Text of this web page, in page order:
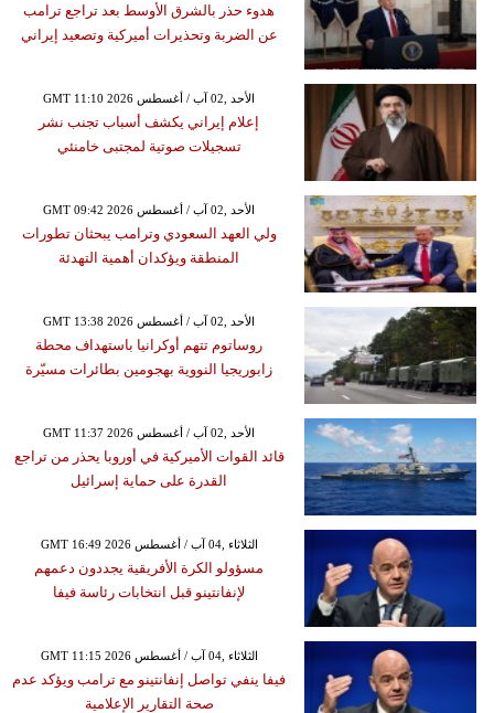
هدوء حذر بالشرق الأوسط بعد تراجع ترامب
عن الضربة وتحذيرات أميركية وتصعيد إيراني
GMT 11:10 2026 الأحد ,02 آب / أغسطس
إعلام إيراني يكشف أسباب تجنب نشر
تسجيلات صوتية لمجتبى خامنئي
GMT 09:42 2026 الأحد ,02 آب / أغسطس
ولي العهد السعودي وترامب يبحثان تطورات
المنطقة ويؤكدان أهمية التهدئة
GMT 13:38 2026 الأحد ,02 آب / أغسطس
روساتوم تتهم أوكرانيا باستهداف محطة
زابوريجيا النووية بهجومين بطائرات مسيّرة
GMT 11:37 2026 الأحد ,02 آب / أغسطس
قائد القوات الأميركية في أوروبا يحذر من تراجع
القدرة على حماية إسرائيل
GMT 16:49 2026 الثلاثاء ,04 آب / أغسطس
مسؤولو الكرة الأفريقية يجددون دعمهم
لإنفانتينو قبل انتخابات رئاسة فيفا
GMT 11:15 2026 الثلاثاء ,04 آب / أغسطس
فيفا ينفي تواصل إنفانتينو مع ترامب ويؤكد عدم
صحة التقارير الإعلامية